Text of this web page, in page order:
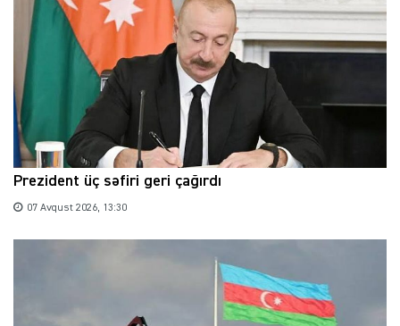
Prezident üç səfiri geri çağırdı
07 Avqust 2026, 13:30